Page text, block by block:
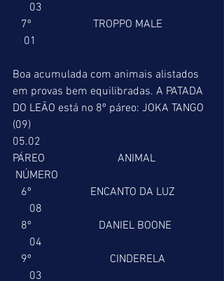
      03
    01
Boa acumulada com animais alistados
em provas bem equilibradas. A PATADA
DO LEÃO está no 8º páreo: JOKA TANGO
(09)
05.02
PÁREO                          ANIMAL
NÚMERO
      08
      04
      03